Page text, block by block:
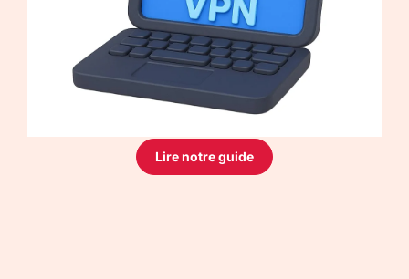
Lire notre guide